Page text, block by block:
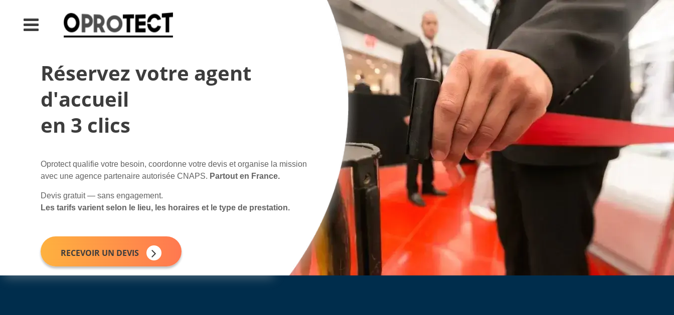
Réservez votre agent
d'accueil
en 3 clics
Oprotect qualifie votre besoin, coordonne votre devis et organise la mission
avec une agence partenaire autorisée CNAPS. Partout en France.
Devis gratuit — sans engagement.
Les tarifs varient selon le lieu, les horaires et le type de prestation.
RECEVOIR UN DEVIS